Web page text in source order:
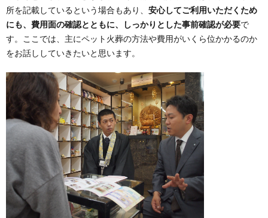
所を記載しているという場合もあり、 安心してご利用いただくため
にも、費用面の確認とともに、しっかりとした事前確認が必要で
す。ここでは、主にペット火葬の方法や費用がいくら位かかるのか
をお話ししていきたいと思います。